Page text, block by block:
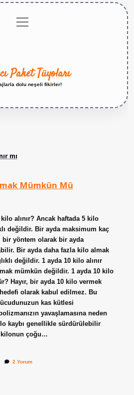
menüyü
aç
Paket Tüyoları
dolu neşeli fikirler!
mı
Mümkün Mü
alınır? Ancak haftada 5 kilo
değildir. Bir ayda maksimum kaç
bir yöntem olarak bir ayda
Bir ayda daha fazla kilo almak
değildir. 1 ayda 10 kilo alınır
mümkün değildir. 1 ayda 10 kilo
Hayır, bir ayda 10 kilo vermek
olarak kabul edilmez. Bu
kas kütlesi
yavaşlamasına neden
kaybı genellikle sürdürülebilir
kilonun çoğu…
2 Yorum